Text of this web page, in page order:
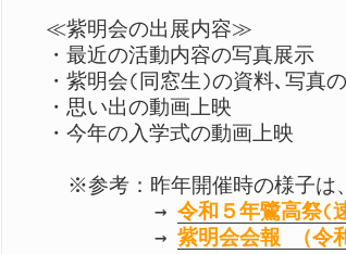
≪紫明会の出展内容≫
・最近の活動内容の写真展示
・紫明会(同窓生)の資料､写真
・思い出の動画上映
・今年の入学式の動画上映
          →
令和５年鷺高祭(
          →
紫明会会報 （令